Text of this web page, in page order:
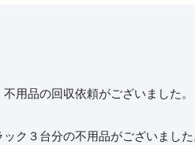
用品の回収依頼がございました。
ク３台分の不用品がございました